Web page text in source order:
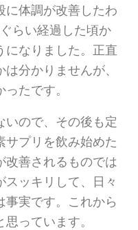
に体調が改善したわ
らい経過した頃か
になりました。正直
分かりませんが、
たです。
いので、その後も定
サプリを飲み始めた
改善されるものでは
ッキリして、日々
実です。これから
っています。